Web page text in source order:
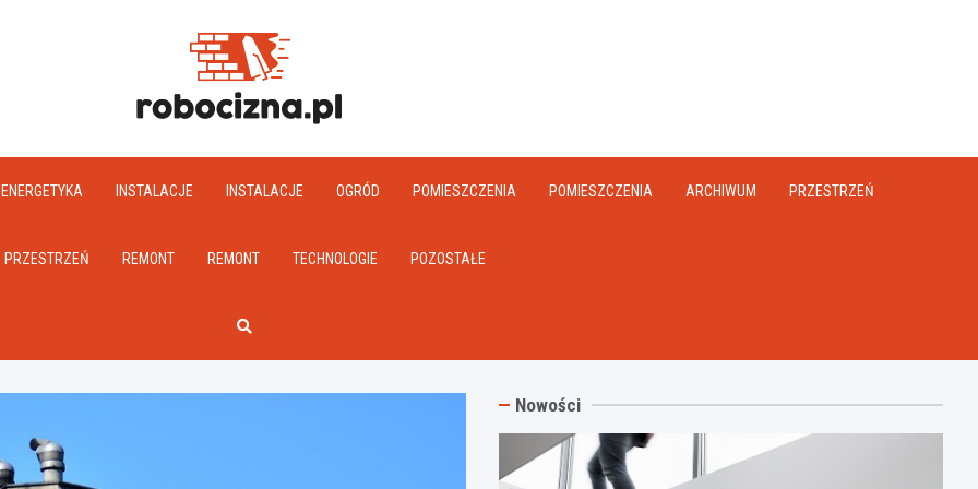
ENERGETYKA INSTALACJE INSTALACJE OGRÓD POMIESZCZENIA POMIESZCZENIA ARCHIWUM PRZESTRZEŃ
PRZESTRZEŃ REMONT REMONT TECHNOLOGIE POZOSTAŁE
Nowości